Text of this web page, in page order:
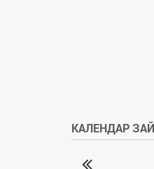
КАЛЕНДАР